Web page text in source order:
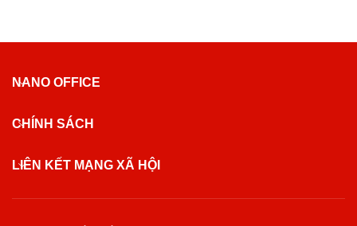
NANO OFFICE
CHÍNH SÁCH
LIÊN KẾT MẠNG XÃ HỘI